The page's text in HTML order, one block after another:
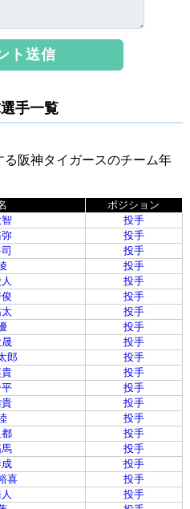
手一覧
る阪神タイガースのチーム年
ポジション
投手
投手
投手
投手
投手
投手
投手
投手
投手
郎
投手
投手
投手
投手
投手
投手
投手
投手
喜
投手
投手